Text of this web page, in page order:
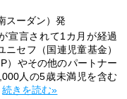
スーダン）発
宣言されて1カ月が経過
ニセフ（国連児童基金）
）やその他のパートナー
人の5歳未満児を含む
続きを読む»